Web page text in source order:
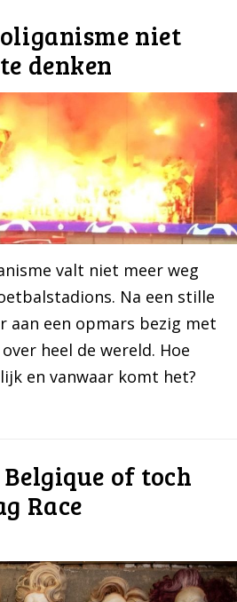
niet
denken
valt niet meer weg
Na een stille
aan een opmars bezig met
heel de wereld. Hoe
en vanwaar komt het?
Belgique of toch
Race